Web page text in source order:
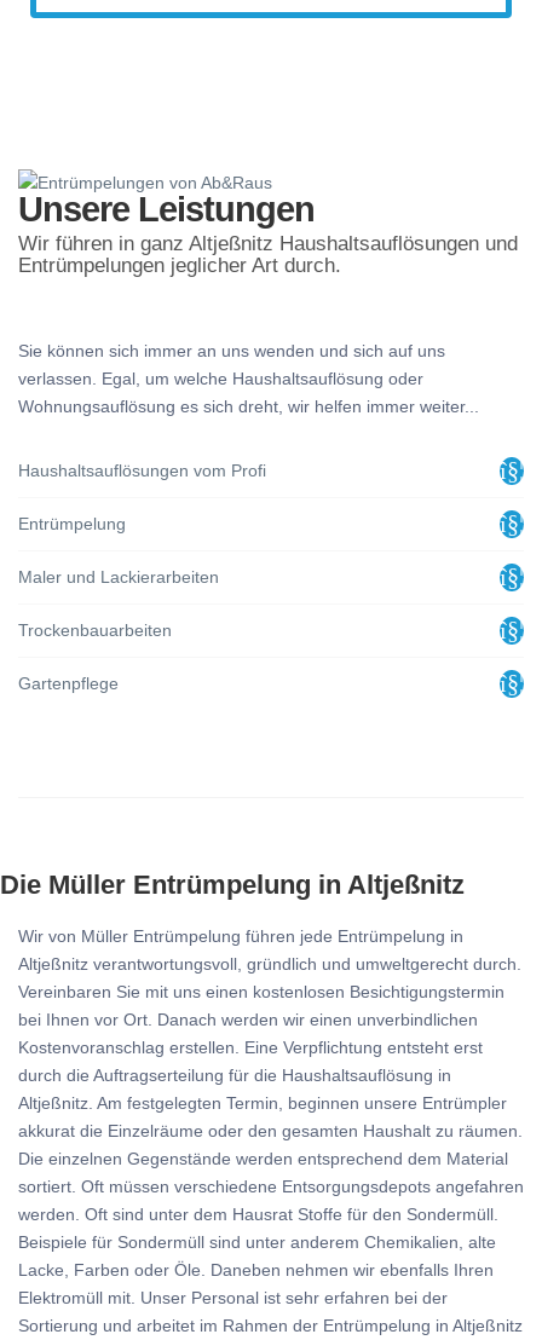
Unsere Leistungen
Wir führen in ganz Altjeßnitz Haushaltsauflösungen und
Entrümpelungen jeglicher Art durch.
Sie können sich immer an uns wenden und sich auf uns
verlassen. Egal, um welche Haushaltsauflösung oder
Wohnungsauflösung es sich dreht, wir helfen immer weiter...
Haushaltsauflösungen vom Profi
Entrümpelung
Maler und Lackierarbeiten
Trockenbauarbeiten
Gartenpflege
Die Müller Entrümpelung in Altjeßnitz
Wir von Müller Entrümpelung führen jede Entrümpelung in
Altjeßnitz verantwortungsvoll, gründlich und umweltgerecht durch.
Vereinbaren Sie mit uns einen kostenlosen Besichtigungstermin
bei Ihnen vor Ort. Danach werden wir einen unverbindlichen
Kostenvoranschlag erstellen. Eine Verpflichtung entsteht erst
durch die Auftragserteilung für die Haushaltsauflösung in
Altjeßnitz. Am festgelegten Termin, beginnen unsere Entrümpler
akkurat die Einzelräume oder den gesamten Haushalt zu räumen.
Die einzelnen Gegenstände werden entsprechend dem Material
sortiert. Oft müssen verschiedene Entsorgungsdepots angefahren
werden. Oft sind unter dem Hausrat Stoffe für den Sondermüll.
Beispiele für Sondermüll sind unter anderem Chemikalien, alte
Lacke, Farben oder Öle. Daneben nehmen wir ebenfalls Ihren
Elektromüll mit. Unser Personal ist sehr erfahren bei der
Sortierung und arbeitet im Rahmen der Entrümpelung in Altjeßnitz